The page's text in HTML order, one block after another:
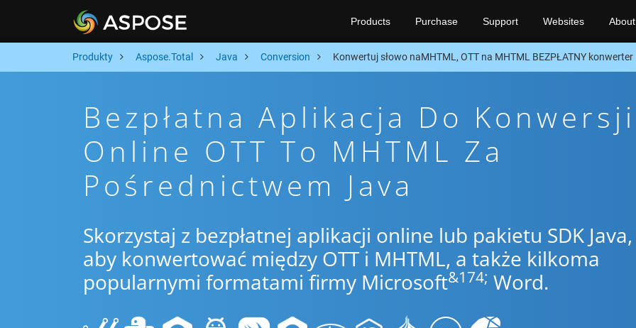
Products Purchase Support Websites About
Produkty Aspose.Total Java Conversion Konwertuj słowo naMHTML, OTT na MHTML BEZPŁATNY konwerter
Bezpłatna Aplikacja Do Konwersji
Online OTT To MHTML Za
Pośrednictwem Java
Skorzystaj z bezpłatnej aplikacji online lub pakietu SDK Java,
aby konwertować między OTT i MHTML, a także kilkoma
popularnymi formatami firmy Microsoft&174; Word.